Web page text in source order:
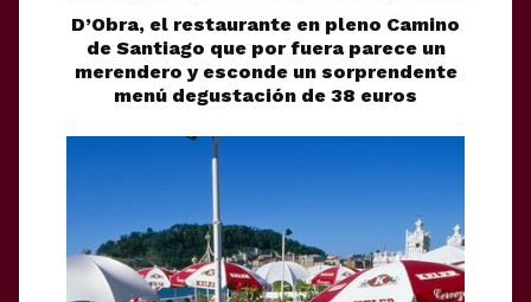
D’Obra, el restaurante en pleno Camino
de Santiago que por fuera parece un
merendero y esconde un sorprendente
menú degustación de 38 euros